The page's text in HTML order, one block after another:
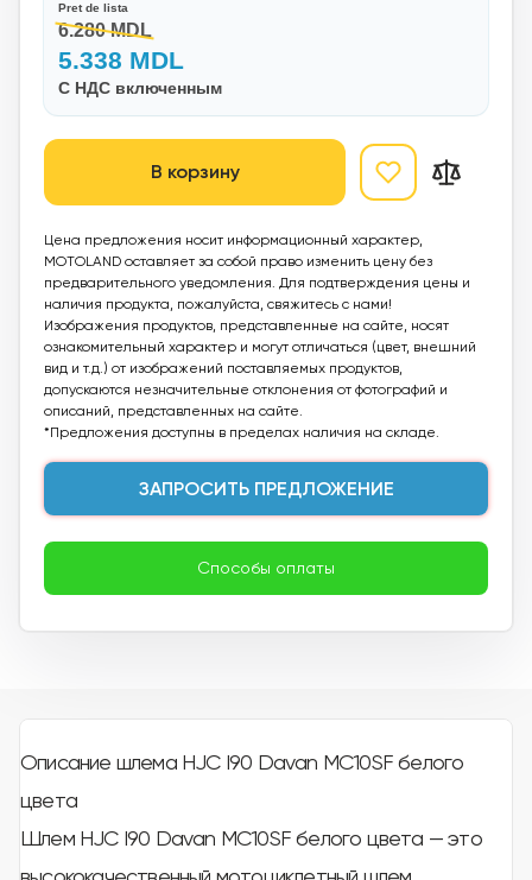
Pret de lista
6.280 MDL
5.338 MDL
С НДС включенным
В корзину
Цена предложения носит информационный характер,
MOTOLAND оставляет за собой право изменить цену без
предварительного уведомления. Для подтверждения цены и
наличия продукта, пожалуйста, свяжитесь с нами!
Изображения продуктов, представленные на сайте, носят
ознакомительный характер и могут отличаться (цвет, внешний
вид и т.д.) от изображений поставляемых продуктов,
допускаются незначительные отклонения от фотографий и
описаний, представленных на сайте.
*Предложения доступны в пределах наличия на складе.
ЗАПРОСИТЬ ПРЕДЛОЖЕНИЕ
Способы оплаты
Описание шлема HJC I90 Davan MC10SF белого
цвета
Шлем HJC I90 Davan MC10SF белого цвета — это